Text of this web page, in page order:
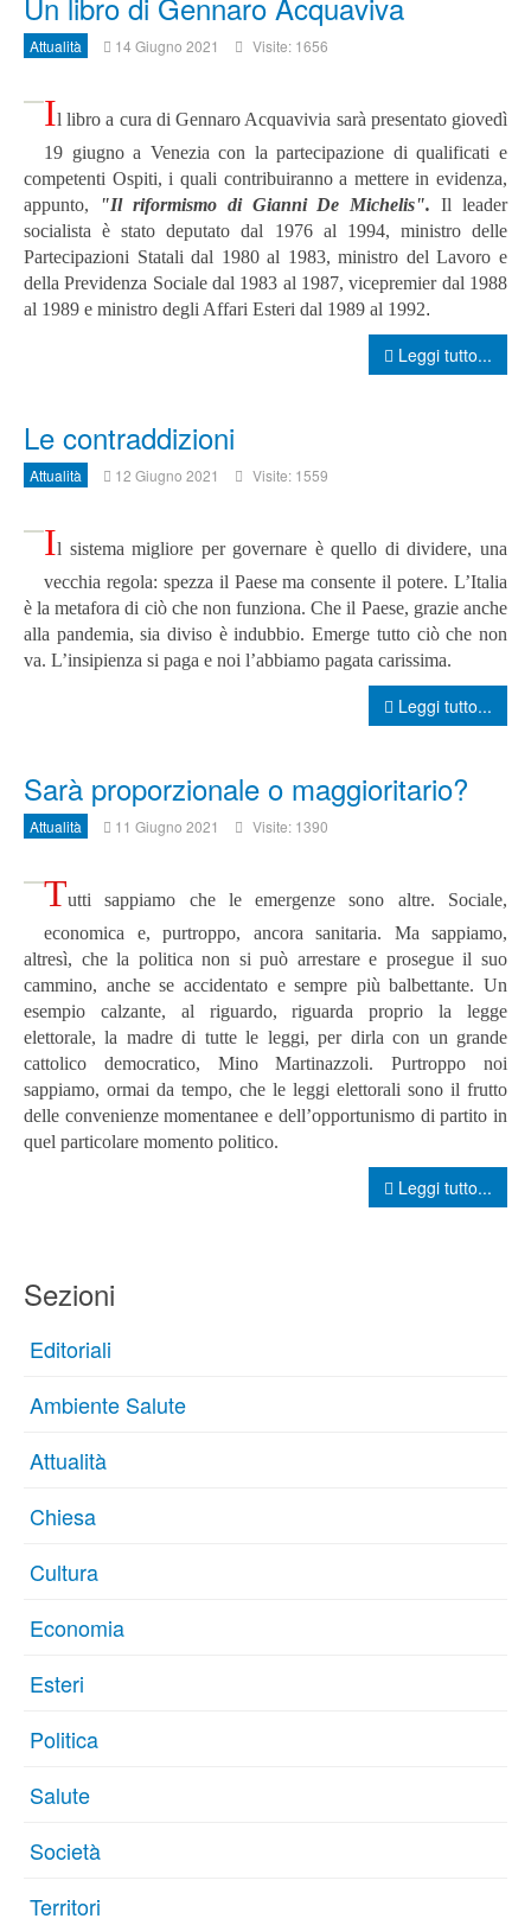
Attualità 14 Giugno 2021 Visite: 1656
Il libro a cura di Gennaro Acquavivia sarà presentato giovedì
19 giugno a Venezia con la partecipazione di qualificati e
competenti Ospiti, i quali contribuiranno a mettere in evidenza,
appunto,
"Il riformismo di Gianni De Michelis". Il leader
socialista è stato deputato dal 1976 al 1994, ministro delle
Partecipazioni Statali dal 1980 al 1983, ministro del Lavoro e
della Previdenza Sociale dal 1983 al 1987, vicepremier dal 1988
al 1989 e ministro degli Affari Esteri dal 1989 al 1992.
Leggi tutto...
Le contraddizioni
Attualità 12 Giugno 2021 Visite: 1559
Il sistema migliore per governare è quello di dividere, una
vecchia regola: spezza il Paese ma consente il potere. L’Italia
è la metafora di ciò che non funziona. Che il Paese, grazie anche
alla pandemia, sia diviso è indubbio. Emerge tutto ciò che non
va. L’insipienza si paga e noi l’abbiamo pagata carissima.
Leggi tutto...
Sarà proporzionale o maggioritario?
Attualità 11 Giugno 2021 Visite: 1390
Tutti sappiamo che le emergenze sono altre. Sociale,
economica e, purtroppo, ancora sanitaria. Ma sappiamo,
altresì, che la politica non si può arrestare e prosegue il suo
cammino, anche se accidentato e sempre più balbettante. Un
esempio calzante, al riguardo, riguarda proprio la legge
elettorale, la madre di tutte le leggi, per dirla con un grande
cattolico democratico, Mino Martinazzoli.Purtroppo noi
sappiamo, ormai da tempo, che le leggi elettorali sono il frutto
delle convenienze momentanee e dell’opportunismo di partito in
quel particolare momento politico.
Leggi tutto...
Sezioni
Editoriali
Ambiente Salute
Attualità
Chiesa
Cultura
Economia
Esteri
Politica
Salute
Società
Territori